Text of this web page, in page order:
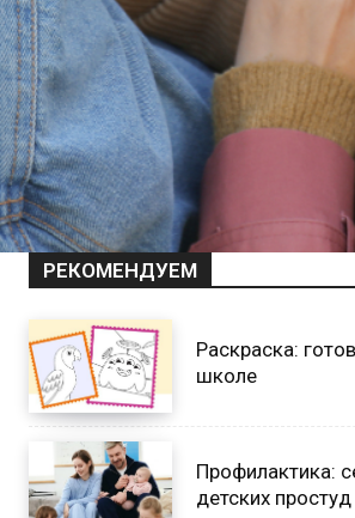
РЕКОМЕНДУЕМ
Раскраска:
школе
Профилактика:
детских простуд